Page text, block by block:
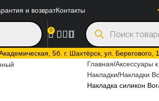
5б. г. Шахтёрск, ул. Берегового,
и возвратКонтакты
0
Главная Аксессуары
Накладки Накладки
Накладка силикон